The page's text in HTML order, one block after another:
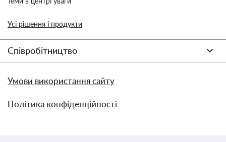
Усі рішення і продукти
Співробітництво
Умови використання сайту
Політика конфіденційності